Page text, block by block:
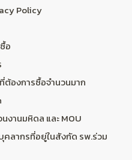
Policy
อ
องการซื้อจำนวนมาก
งานมหิดล และ MOU
ลากรที่อยู่ในสังกัด รพ.ร่วม